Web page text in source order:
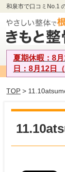
和泉市で口コミNo.1
夏期休暇：8
日：8月12日（
TOP >